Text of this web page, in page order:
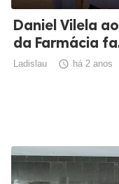
Daniel Vilela
da Farmácia
Ladislau  há 2 anos